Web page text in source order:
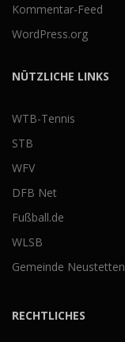
Kommentar-Feed
WordPress.org
NÜTZLICHE LINKS
WTB-Tennis
STB
WFV
DFB Net
Fußball.de
WLSB
Gemeinde Neustetten
RECHTLICHES